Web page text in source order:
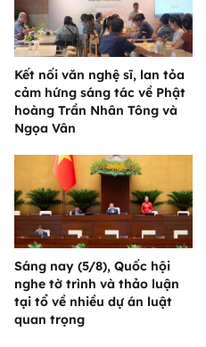
Kết nối văn nghệ sĩ, lan tỏa
cảm hứng sáng tác về Phật
hoàng Trần Nhân Tông và
Ngọa Vân
Sáng nay (5/8), Quốc hội
nghe tờ trình và thảo luận
tại tổ về nhiều dự án luật
quan trọng